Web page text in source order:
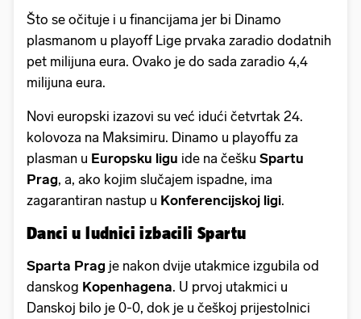
Što se očituje i u financijama jer bi Dinamo
plasmanom u playoff Lige prvaka zaradio dodatnih
pet milijuna eura. Ovako je do sada zaradio 4,4
milijuna eura.
Novi europski izazovi su već idući četvrtak 24.
kolovoza na Maksimiru. Dinamo u playoffu za
plasman u Europsku ligu ide na češku Spartu
Prag, a, ako kojim slučajem ispadne, ima
zagarantiran nastup u Konferencijskoj ligi.
Danci u ludnici izbacili Spartu
Sparta Prag je nakon dvije utakmice izgubila od
danskog Kopenhagena. U prvoj utakmici u
Danskoj bilo je 0-0, dok je u češkoj prijestolnici